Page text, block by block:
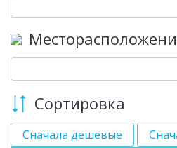
Сортировка
Сначала дешевые